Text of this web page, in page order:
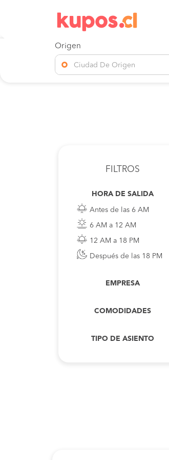
Origen
Ciudad De Origen
FILTROS
HORA DE SALIDA
Antes de las 6 AM
6 AM a 12 AM
12 AM a 18 PM
Después de las 18 PM
EMPRESA
COMODIDADES
TIPO DE ASIENTO